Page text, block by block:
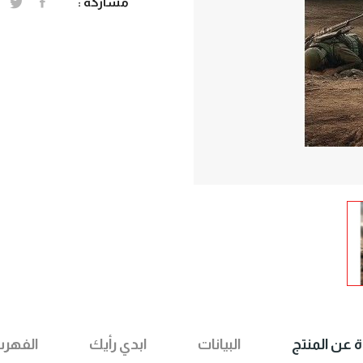
عن المنتج البيانات ابدي رأيك